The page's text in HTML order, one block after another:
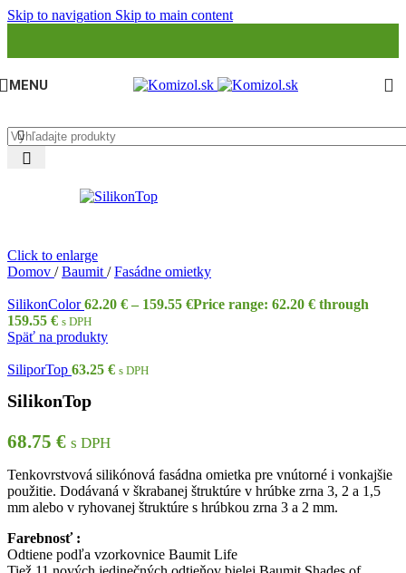
Skip to navigation Skip to main content
MENU
Click to enlarge
Domov / Baumit / Fasádne omietky
SilikonColor62.20 € – 159.55 €Price range: 62.20 € through
159.55 € s DPH
Späť na produkty
SiliporTop 63.25 € s DPH
SilikonTop
68.75 € s DPH
Tenkovrstvová silikónová fasádna omietka pre vnútorné i vonkajšie
použitie. Dodávaná v škrabanej štruktúre v hrúbke zrna 3, 2 a 1,5
mm alebo v ryhovanej štruktúre s hrúbkou zrna 3 a 2 mm.
Farebnosť :
Odtiene podľa vzorkovnice Baumit Life